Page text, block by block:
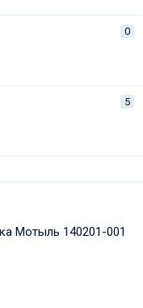
0
5
Мотыль 140201-001